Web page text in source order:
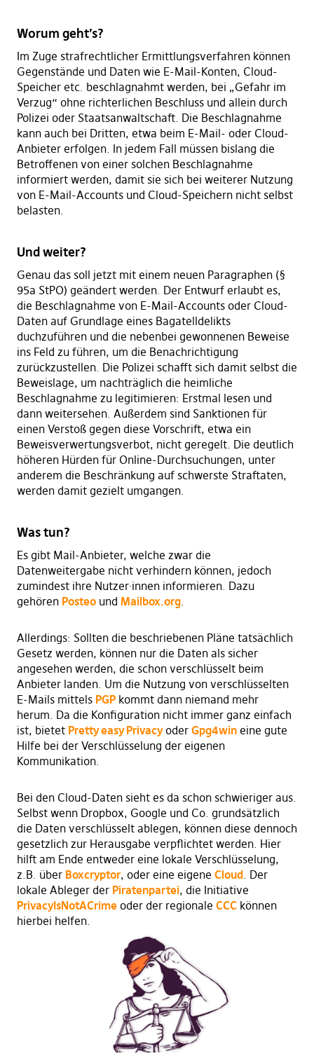
Worum geht’s?
Im Zuge strafrechtlicher Ermittlungsverfahren können
Gegenstände und Daten wie E-Mail-Konten, Cloud-
Speicher etc. beschlagnahmt werden, bei „Gefahr im
Verzug“ ohne richterlichen Beschluss und allein durch
Polizei oder Staatsanwaltschaft. Die Beschlagnahme
kann auch bei Dritten, etwa beim E-Mail- oder Cloud-
Anbieter erfolgen. In jedem Fall müssen bislang die
Betroffenen von einer solchen Beschlagnahme
informiert werden, damit sie sich bei weiterer Nutzung
von E-Mail-Accounts und Cloud-Speichern nicht selbst
belasten.
Und weiter?
Genau das soll jetzt mit einem neuen Paragraphen (§
95a StPO) geändert werden. Der Entwurf erlaubt es,
die Beschlagnahme von E-Mail-Accounts oder Cloud-
Daten auf Grundlage eines Bagatelldelikts
duchzuführen und die nebenbei gewonnenen Beweise
ins Feld zu führen, um die Benachrichtigung
zurückzustellen. Die Polizei schafft sich damit selbst die
Beweislage, um nachträglich die heimliche
Beschlagnahme zu legitimieren: Erstmal lesen und
dann weitersehen. Außerdem sind Sanktionen für
einen Verstoß gegen diese Vorschrift, etwa ein
Beweisverwertungsverbot, nicht geregelt. Die deutlich
höheren Hürden für Online-Durchsuchungen, unter
anderem die Beschränkung auf schwerste Straftaten,
werden damit gezielt umgangen.
Was tun?
Es gibt Mail-Anbieter, welche zwar die
Datenweitergabe nicht verhindern können, jedoch
zumindest ihre Nutzer·innen informieren. Dazu
gehören Posteound Mailbox.org.
Allerdings: Sollten die beschriebenen Pläne tatsächlich
Gesetz werden, können nur die Daten als sicher
angesehen werden, die schon verschlüsselt beim
Anbieter landen. Um die Nutzung von verschlüsselten
E-Mails mittels PGPkommt dann niemand mehr
herum. Da die Konfiguration nicht immer ganz einfach
ist, bietet Pretty easy Privacyoder Gpg4wineine gute
Hilfe bei der Verschlüsselung der eigenen
Kommunikation.
Bei den Cloud-Daten sieht es da schon schwieriger aus.
Selbst wenn Dropbox, Google und Co. grundsätzlich
die Daten verschlüsselt ablegen, können diese dennoch
gesetzlich zur Herausgabe verpflichtet werden. Hier
hilft am Ende entweder eine lokale Verschlüsselung,
z.B. über Boxcryptor, oder eine eigene Cloud. Der
lokale Ableger der Piratenpartei, die Initiative
PrivacyIsNotACrimeoder der regionale CCCkönnen
hierbei helfen.